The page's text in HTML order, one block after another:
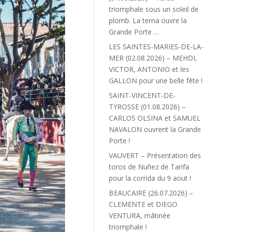
triomphale sous un soleil de
plomb. La terna ouvre la
Grande Porte …
LES SAINTES-MARIES-DE-LA-
MER (02.08.2026) – MEHDI,
VICTOR, ANTONIO et les
GALLON pour une belle fête !
SAINT-VINCENT-DE-
TYROSSE (01.08.2026) –
CARLOS OLSINA et SAMUEL
NAVALON ouvrent la Grande
Porte !
VAUVERT – Présentation des
toros de Nuñez de Tarifa
pour la corrida du 9 aout !
BEAUCAIRE (26.07.2026) –
CLEMENTE et DIEGO
VENTURA, mâtinée
triomphale !